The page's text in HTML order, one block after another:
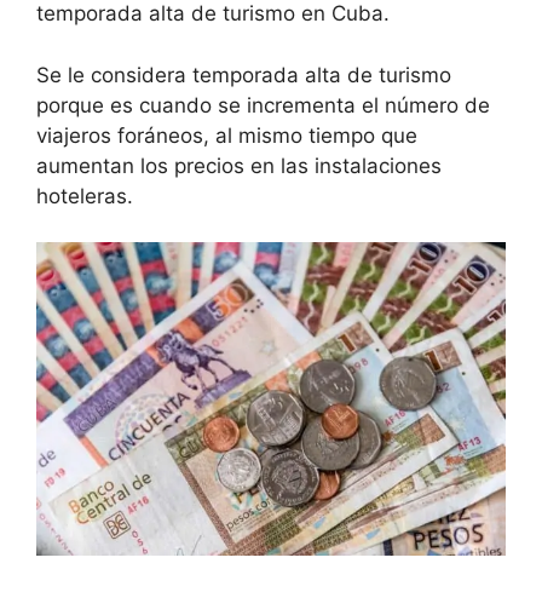
temporada alta de turismo en Cuba.
Se le considera temporada alta de turismo
porque es cuando se incrementa el número de
viajeros foráneos, al mismo tiempo que
aumentan los precios en las instalaciones
hoteleras.